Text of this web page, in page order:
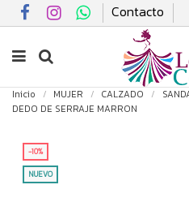
Contacto
Inicio MUJER CALZADO
DEDO DE SERRAJE MARRON
-10%
NUEVO